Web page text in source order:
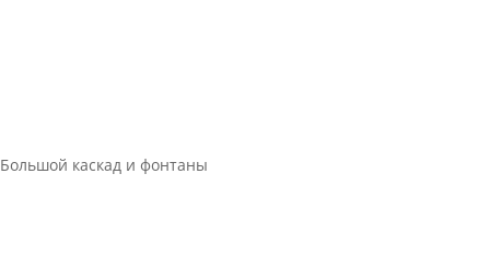
Большой каскад и фонтаны